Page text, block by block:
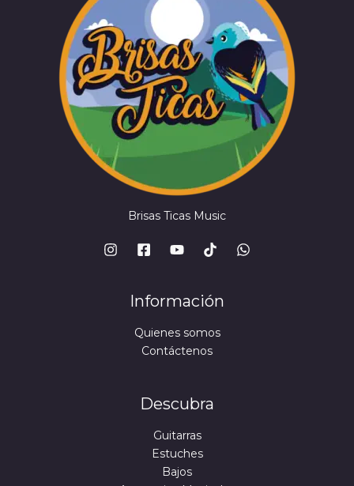
Brisas Ticas Music
Información
Quienes somos
Contáctenos
Descubra
Guitarras
Estuches
Bajos